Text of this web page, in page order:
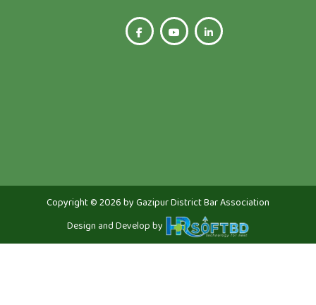
Copyright © 2026 by Gazipur District Bar Association
Design and Develop by